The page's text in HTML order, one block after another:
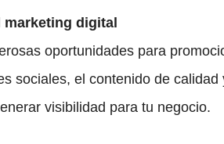
marketing digital
oportunidades para
sociales, el contenido de
visibilidad para tu negocio.